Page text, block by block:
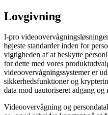
Lovgivning
I-pro
højeste standarder inden for
vigtigheden af at beskytte
for dette med vores
videoovervågningssystemer er
sikkerhedsfunktioner og
data mod uautoriseret adgang og
Videoovervågning og